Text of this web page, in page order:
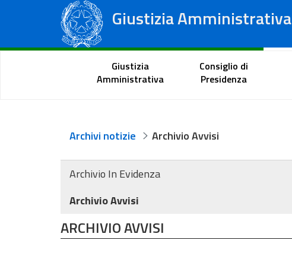
Giustizia Amministrativa
Tribunali Amministrativi Regionali
Portale del cittadino
Giustizia
Amministrativa
Consiglio di
Presidenza
Archivi notizie Archivio Avvisi
Archivio In Evidenza
Archivio Avvisi
ARCHIVIO AVVISI